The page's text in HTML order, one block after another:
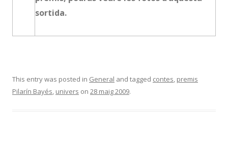
sortida.
This entry was posted in General and tagged contes, premis
Pilarín Bayés, univers on 28 maig 2009.